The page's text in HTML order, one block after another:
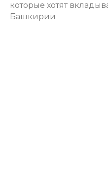
которые хотят
Башкирии